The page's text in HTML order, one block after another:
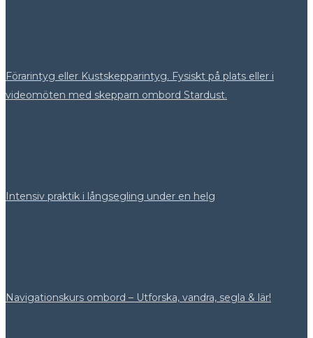
Förarintyg eller Kustskepparintyg. Fysiskt på plats eller i
videomöten med skepparn ombord Stardust.
Intensiv praktik i långsegling under en helg
Navigationskurs ombord – Utforska, vandra, segla & lär!